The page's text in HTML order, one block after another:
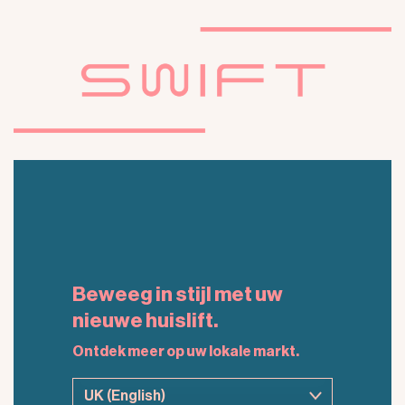
Beweeg in stijl met uw
nieuwe huislift.
Ontdek meer op uw lokale markt.